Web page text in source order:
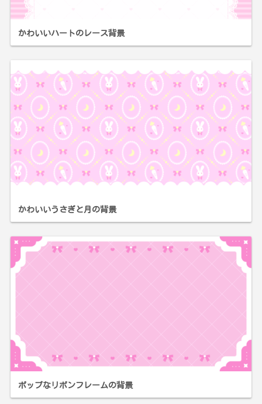
かわいいハートのレース背景
かわいいうさぎと月の背景
ポップなリボンフレームの背景